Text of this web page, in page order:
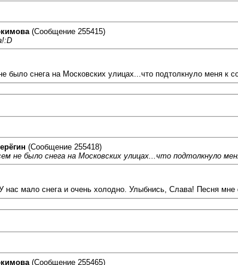
(Сообщение 255415)
было снега на Московских улицах...что подтолкнуло меня к
(Сообщение 255418)
не было снега на Московских улицах...что подтолкнуло
нас мало снега и очень холодно. Улыбнись, Слава! Песня
(Сообщение 255465)